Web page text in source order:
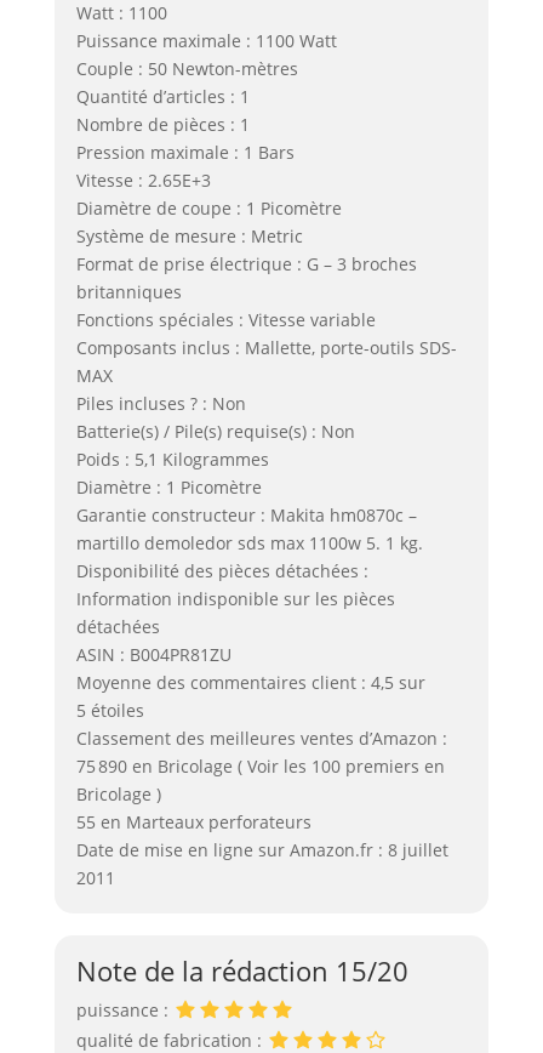
Watt : 1100
Puissance maximale : 1100 Watt
Couple : 50 Newton-mètres
Quantité d’articles : 1
Nombre de pièces : 1
Pression maximale : 1 Bars
Vitesse : 2.65E+3
Diamètre de coupe : 1 Picomètre
Système de mesure : Metric
Format de prise électrique : G – 3 broches
britanniques
Fonctions spéciales : Vitesse variable
Composants inclus : Mallette, porte-outils SDS-
MAX
Piles incluses ? : Non
Batterie(s) / Pile(s) requise(s) : Non
Poids : 5,1 Kilogrammes
Diamètre : 1 Picomètre
Garantie constructeur : Makita hm0870c –
martillo demoledor sds max 1100w 5. 1 kg.
Disponibilité des pièces détachées :
Information indisponible sur les pièces
détachées
ASIN : B004PR81ZU
Moyenne des commentaires client : 4,5 sur
5 étoiles
Classement des meilleures ventes d’Amazon :
75 890 en Bricolage ( Voir les 100 premiers en
Bricolage )
55 en Marteaux perforateurs
Date de mise en ligne sur Amazon.fr : 8 juillet
2011
Note de la rédaction 15/20
puissance :
qualité de fabrication :